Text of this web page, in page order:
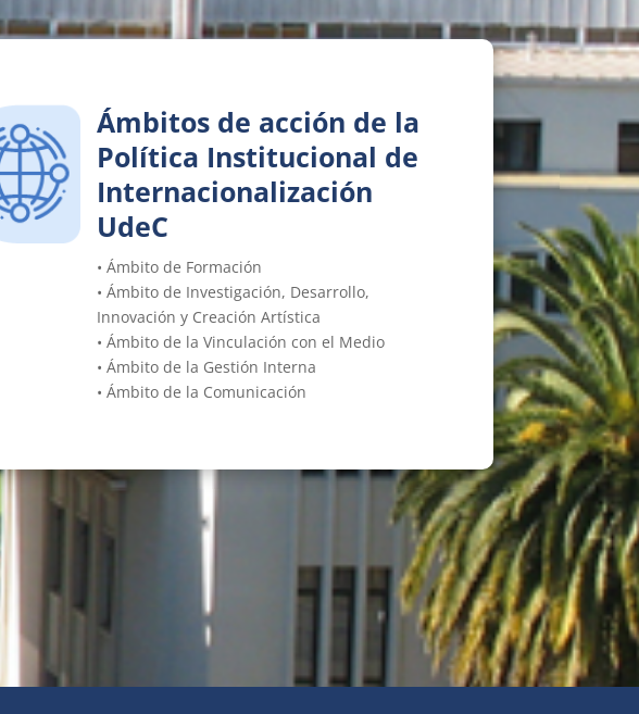
Ámbitos de acción de la
Política Institucional de
Internacionalización
UdeC
• Ámbito de Formación
• Ámbito de Investigación, Desarrollo,
Innovación y Creación Artística
• Ámbito de la Vinculación con el Medio
• Ámbito de la Gestión Interna
• Ámbito de la Comunicación